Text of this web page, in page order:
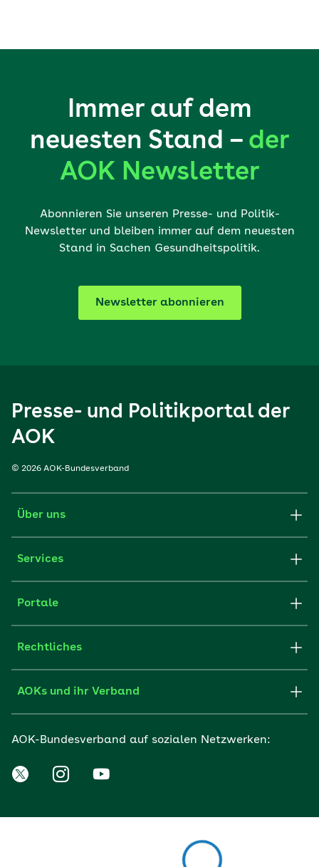
Immer auf dem
neuesten Stand – der
AOK Newsletter
Abonnieren Sie unseren Presse- und Politik-
Newsletter und bleiben immer auf dem neuesten
Stand in Sachen Gesundheitspolitik.
Newsletter abonnieren
Presse- und Politikportal der
AOK
© 2026 AOK-Bundesverband
Über uns
Services
Portale
Rechtliches
AOKs und ihr Verband
AOK-Bundesverband auf sozialen Netzwerken: